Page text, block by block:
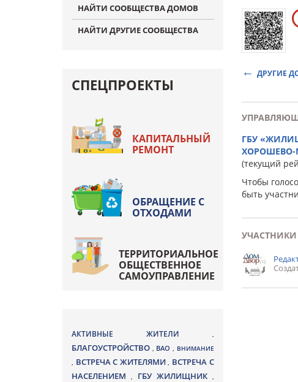
ДРУГИЕ
ГБУ
(текущий
Чтобы
быть
УЧАСТНИКИ
НАЙТИ СООБЩЕСТВА ДОМОВ
НАЙТИ ДРУГИЕ СООБЩЕСТВА
СПЕЦПРОЕКТЫ
КАПИТАЛЬНЫЙ
РЕМОНТ
ОБРАЩЕНИЕ С
ОТХОДАМИ
ТЕРРИТОРИАЛЬНОЕ
ОБЩЕСТВЕННОЕ
САМОУПРАВЛЕНИЕ
АКТИВНЫЕ ЖИТЕЛИ ,
БЛАГОУСТРОЙСТВО , ВАО , ВНИМАНИЕ
, ВСТРЕЧА С ЖИТЕЛЯМИ, ВСТРЕЧА С
НАСЕЛЕНИЕМ
, ГБУ ЖИЛИЩНИК ,